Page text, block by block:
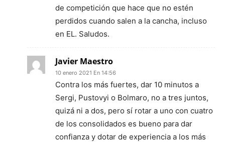
de competición que hace que no estén
perdidos cuando salen a la cancha, incluso
en EL. Saludos.
Javier Maestro
10 enero 2021 En 14:56
Contra los más fuertes, dar 10 minutos a
Sergi, Pustovyi o Bolmaro, no a tres juntos,
quizá ni a dos, pero sí rotar a uno con cuatro
de los consolidados es bueno para dar
confianza y dotar de experiencia a los más